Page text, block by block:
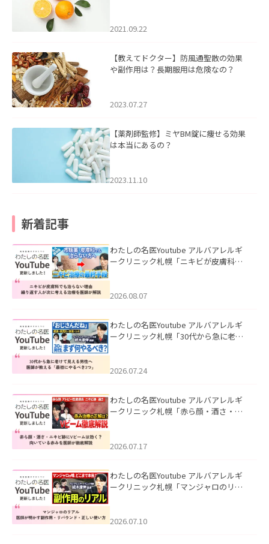
2021.09.22
【教えてドクター】防風通聖散の効果
や副作用は？長期服用は危険なの？
2023.07.27
【薬剤師監修】ミヤBM錠に痩せる効果
は本当にあるの？
2023.11.10
新着記事
わたしの名医Youtube アルバアレルギ
ークリニック札幌「ニキビが皮膚科で
ました。
2026.08.07
わたしの名医Youtube アルバアレルギ
ークリニック札幌「30代から急に老け
た。
2026.07.24
わたしの名医Youtube アルバアレルギ
ークリニック札幌「赤ら顔・酒さ・ニ
した。
2026.07.17
わたしの名医Youtube アルバアレルギ
ークリニック札幌「マンジャロのリア
た。
2026.07.10